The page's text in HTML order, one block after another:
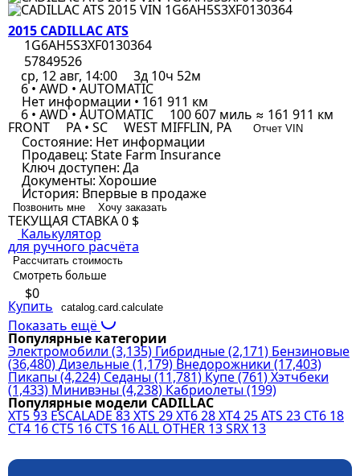
2015 CADILLAC ATS
1G6AH5S3XF0130364
57849526
ср, 12 авг, 14:00
3д 10ч 52м
6 • AWD • AUTOMATIC
Нет информации • 161 911 км
6 • AWD • AUTOMATIC 100 607 миль ≈ 161 911 км
FRONT PA • SC WEST MIFFLIN, PA Отчет VIN
Состояние: Нет информации
Продавец: State Farm Insurance
Ключ доступен: Да
Документы: Хорошие
История: Впервые в продаже
Позвонить мне Хочу заказать
ТЕКУЩАЯ СТАВКА0 $
Калькулятор
для ручного расчёта
Рассчитать стоимость
Смотреть больше
$0
Купить catalog.card.calculate
Показать ещё
Популярные категории
Электромобили (3,135) Гибридные(2,171) Бензиновые
(36,480)Дизельные(1,179) Внедорожники (17,403)
Пикапы(4,224) Седаны(11,781)Купе(761)Хэтчбеки
(1,433) Минивэны(4,238) Кабриолеты(199)
Популярные модели CADILLAC
XT593 ESCALADE 83XTS 29XT628XT425ATS 23 CT6 18
CT4 16 CT5 16 CTS 16ALL OTHER 13SRX 13